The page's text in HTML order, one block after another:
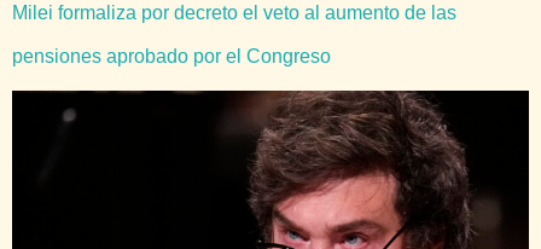
Milei formaliza por decreto el veto al aumento de las
pensiones aprobado por el Congreso